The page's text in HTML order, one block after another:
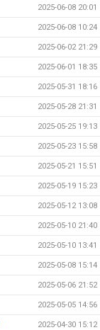
2025-06-08 20:01
2025-06-08 10:24
2025-06-02 21:29
2025-06-01 18:35
2025-05-31 18:16
2025-05-28 21:31
2025-05-25 19:13
2025-05-23 15:58
2025-05-21 15:51
2025-05-19 15:23
2025-05-12 13:08
2025-05-10 21:40
2025-05-10 13:41
2025-05-08 15:14
2025-05-06 21:52
2025-05-05 14:56
2025-04-30 15:12